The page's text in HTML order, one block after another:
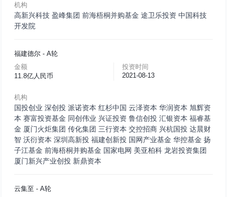
机构
高新兴科技 盈峰集团 前海梧桐并购基金 途卫乐投资 中国科技
开发院
福建德尔 - A轮
金额
11.8亿人民币
投资时间
2021-08-13
机构
国投创业 深创投 派诺资本 红杉中国 云泽资本 华润资本 旭辉资
本 赛富投资基金 同创伟业 兴证投资 鲁信创投 汇银资本 福睿基
金 厦门火炬集团 传化集团 三行资本 交控招商 兴杭国投 达晨财
智 沃衍资本 深圳高新投 福建创新投 国网产业基金 华控基金 扬
子江基金 前海梧桐并购基金 国家电网 美亚柏科 龙岩投资集团
厦门新兴产业创投 新鼎资本
云集至 - A轮